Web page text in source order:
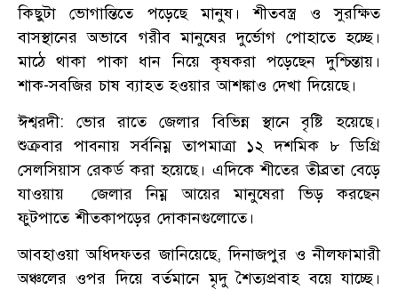
কিছুটা ভোগান্তিতে পড়েছে মানুষ। শীতবস্ত্র ও সুরক্ষিত
বাসস্থানের অভাবে গরীব মানুষের দুর্ভোগ পোহাতে হচ্ছে।
মাঠে থাকা পাকা ধান নিয়ে কৃষকরা পড়েছেন দুশ্চিন্তায়।
শাক-সবজির চাষ ব্যাহত হওয়ার আশঙ্কাও দেখা দিয়েছে।
ঈশ্বরদী: ভোর রাতে জেলার বিভিন্ন স্থানে বৃষ্টি হয়েছে।
শুক্রবার পাবনায় সর্বনিম্ন তাপমাত্রা ১২ দশমিক ৮ ডিগ্রি
সেলসিয়াস রেকর্ড করা হয়েছে। এদিকে শীতের তীব্রতা বেড়ে
যাওয়ায় জেলার নিম্ন আয়ের মানুষেরা ভিড় করছেন
ফুটপাতে শীতকাপড়ের দোকানগুলোতে।
আবহাওয়া অধিদফতর জানিয়েছে, দিনাজপুর ও নীলফামারী
অঞ্চলের ওপর দিয়ে বর্তমানে মৃদু শৈত্যপ্রবাহ বয়ে যাচ্ছে।